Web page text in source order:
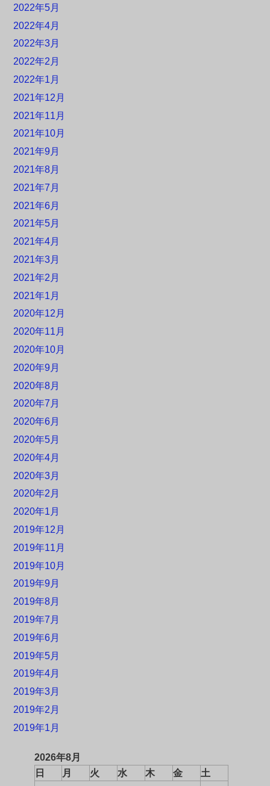
2022年5月
2022年4月
2022年3月
2022年2月
2022年1月
2021年12月
2021年11月
2021年10月
2021年9月
2021年8月
2021年7月
2021年6月
2021年5月
2021年4月
2021年3月
2021年2月
2021年1月
2020年12月
2020年11月
2020年10月
2020年9月
2020年8月
2020年7月
2020年6月
2020年5月
2020年4月
2020年3月
2020年2月
2020年1月
2019年12月
2019年11月
2019年10月
2019年9月
2019年8月
2019年7月
2019年6月
2019年5月
2019年4月
2019年3月
2019年2月
2019年1月
2026年8月
日
月 火 水 木 金 土